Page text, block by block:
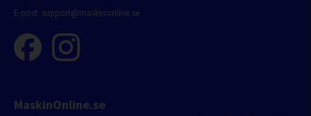
E-post: support@maskinonline.se
MaskinOnline.se